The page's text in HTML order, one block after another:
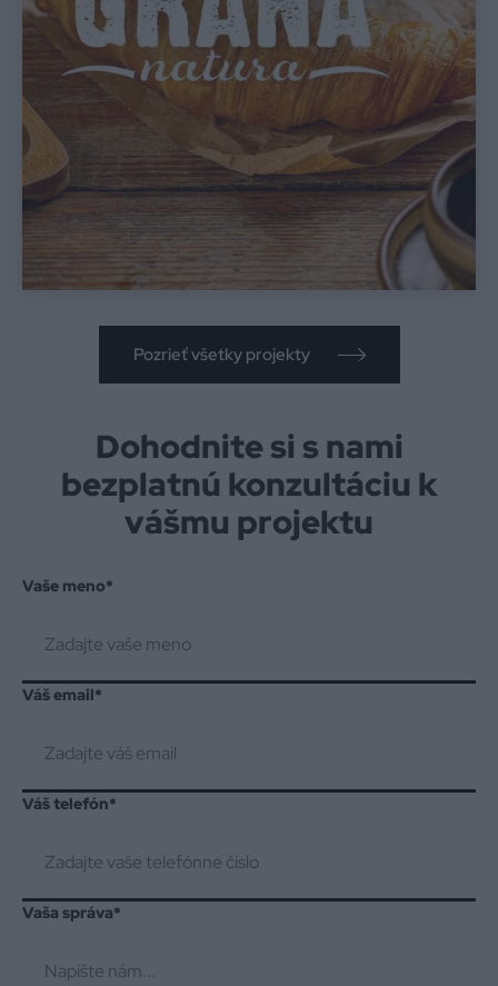
Pozrieť všetky projekty
Dohodnite si s nami
bezplatnú konzultáciu k
vášmu projektu
Vaše meno*
Váš email*
Váš telefón*
Vaša správa*